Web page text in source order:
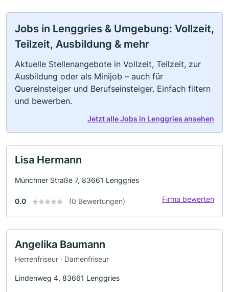
Jobs in Lenggries & Umgebung: Vollzeit,
Teilzeit, Ausbildung & mehr
Aktuelle Stellenangebote in Vollzeit, Teilzeit, zur
Ausbildung oder als Minijob – auch für
Quereinsteiger und Berufseinsteiger. Einfach filtern
und bewerben.
Jetzt alle Jobs in Lenggries ansehen
Lisa Hermann
Münchner Straße 7, 83661 Lenggries
0.0 (0 Bewertungen) Firma bewerten
Angelika Baumann
Herrenfriseur · Damenfriseur
Lindenweg 4, 83661 Lenggries